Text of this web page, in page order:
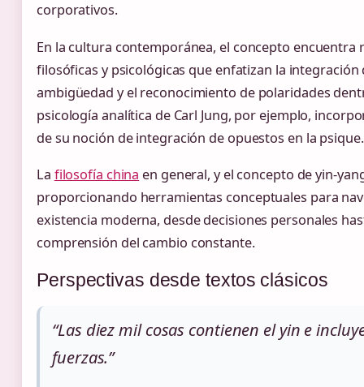
corporativos.
En la cultura contemporánea, el concepto encuentra
filosóficas y psicológicas que enfatizan la integración
ambigüedad y el reconocimiento de polaridades
psicología analítica de Carl Jung, por ejemplo,
de su noción de integración de opuestos en la psique.
La filosofía china en general, y el concepto de yin-
proporcionando herramientas conceptuales para
existencia moderna, desde decisiones personales
comprensión del cambio constante.
Perspectivas desde textos clásicos
“Las diez mil cosas contienen el yin e
fuerzas.”